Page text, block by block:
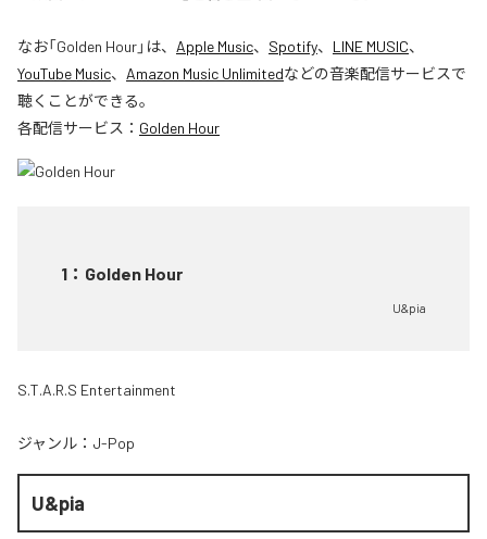
なお「Golden Hour」は、 Apple Music、 Spotify、 LINE MUSIC、
YouTube Music、 Amazon Music Unlimitedなどの音楽配信サービスで
聴くことができる。
各配信サービス： Golden Hour
1 ： Golden Hour
U&pia
S.T.A.R.S Entertainment
ジャンル： J-Pop
U&pia